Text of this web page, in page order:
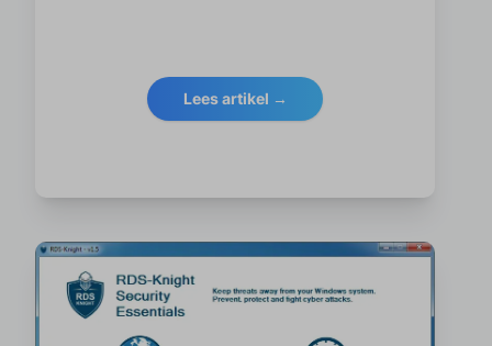
Lees artikel →